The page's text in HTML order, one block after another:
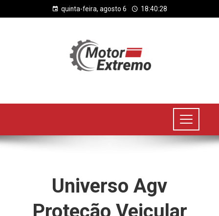
quinta-feira, agosto 6 18:40:28
Universo Agv
Proteção Veicular